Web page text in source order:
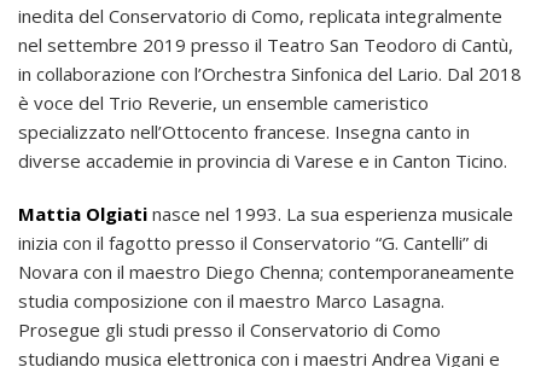
inedita del Conservatorio di Como, replicata integralmente
nel settembre 2019 presso il Teatro San Teodoro di Cantù,
in collaborazione con l’Orchestra Sinfonica del Lario. Dal 2018
è voce del Trio Reverie, un ensemble cameristico
specializzato nell’Ottocento francese. Insegna canto in
diverse accademie in provincia di Varese e in Canton Ticino.
Mattia Olgiati nasce nel 1993. La sua esperienza musicale
inizia con il fagotto presso il Conservatorio “G. Cantelli” di
Novara con il maestro Diego Chenna; contemporaneamente
studia composizione con il maestro Marco Lasagna.
Prosegue gli studi presso il Conservatorio di Como
studiando musica elettronica con i maestri Andrea Vigani e